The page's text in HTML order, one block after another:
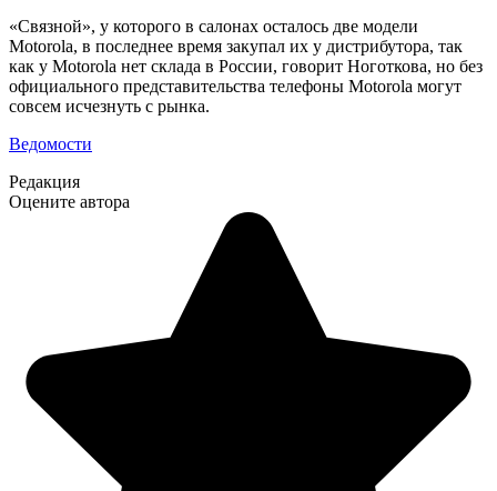
«Связной», у которого в салонах осталось две модели
Motorola, в последнее время закупал их у дистрибутора, так
как у Motorola нет склада в России, говорит Ноготкова, но без
официального представительства телефоны Motorola могут
совсем исчезнуть с рынка.
Ведомости
Редакция
Оцените автора